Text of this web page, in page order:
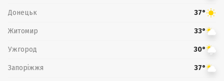
Донецьк 37°
Житомир 33°
Ужгород 30°
Запоріжжя 37°